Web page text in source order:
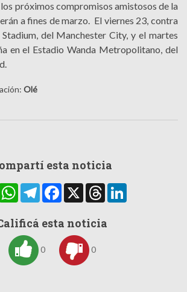
próximos compromisos amistosos de la
a fines de marzo. El viernes 23, contra
del Manchester City, y el martes
en el Estadio Wanda Metropolitano, del
Olé
esta noticia
WhatsAppTelegramFacebook
X Threads
esta noticia
0 0